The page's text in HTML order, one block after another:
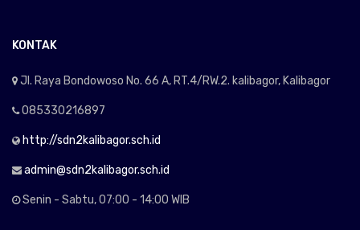
KONTAK
Jl. Raya Bondowoso No. 66 A, RT.4/RW.2. kalibagor, Kalibagor
085330216897
http://sdn2kalibagor.sch.id
admin@sdn2kalibagor.sch.id
Senin - Sabtu, 07:00 - 14:00 WIB